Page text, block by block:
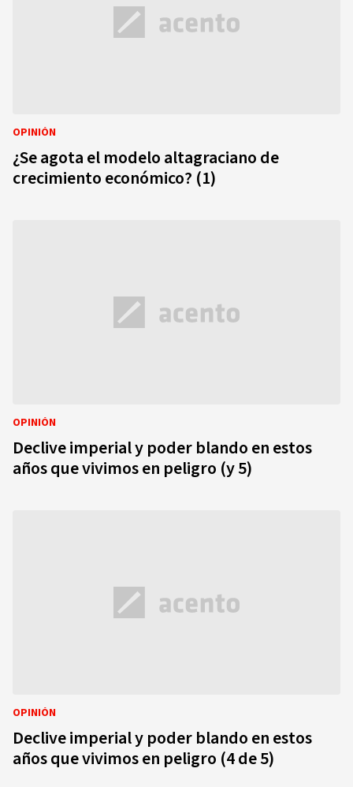
OPINIÓN
¿Se agota el modelo altagraciano de
crecimiento económico? (1)
OPINIÓN
Declive imperial y poder blando en estos
años que vivimos en peligro (y 5)
OPINIÓN
Declive imperial y poder blando en estos
años que vivimos en peligro (4 de 5)